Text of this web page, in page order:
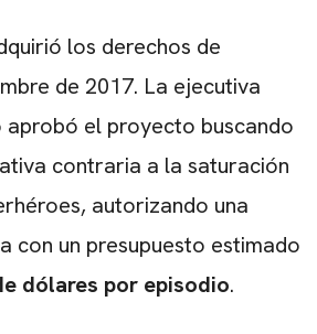
los derechos de
de 2017. La ejecutiva
aprobó el proyecto buscando
contraria a la saturación
autorizando una
con un presupuesto estimado
dólares por episodio.